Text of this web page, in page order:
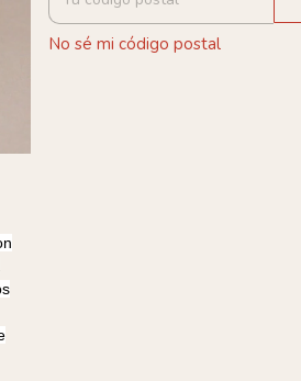
No sé mi código postal